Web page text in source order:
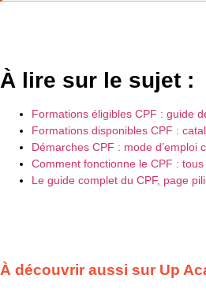
À lire sur le sujet :
Formations éligibles CPF : guide
Formations disponibles CPF :
Démarches CPF : mode d’emploi
Comment fonctionne le CPF :
Le guide complet du CPF, page
À découvrir aussi sur Up